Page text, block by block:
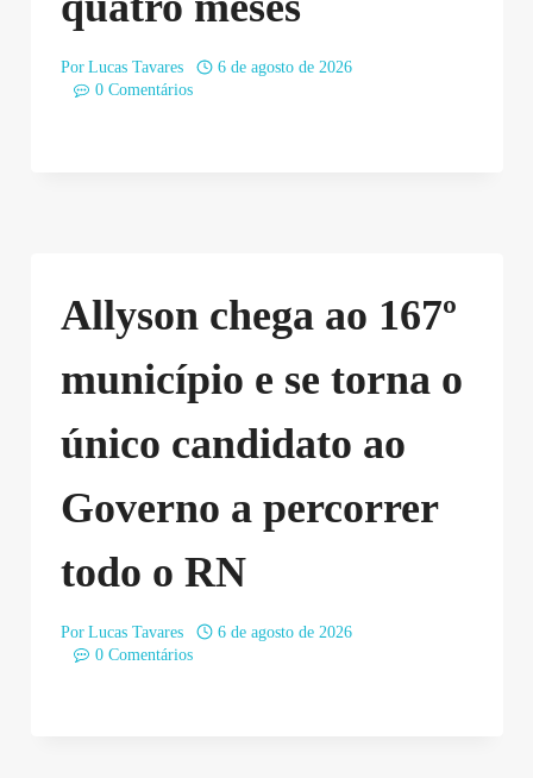
Por Lucas Tavares
6 de agosto de 2026
0 Comentários
Allyson chega ao 167º
município e se torna o
único candidato ao
Governo a percorrer
todo o RN
Por Lucas Tavares
6 de agosto de 2026
0 Comentários